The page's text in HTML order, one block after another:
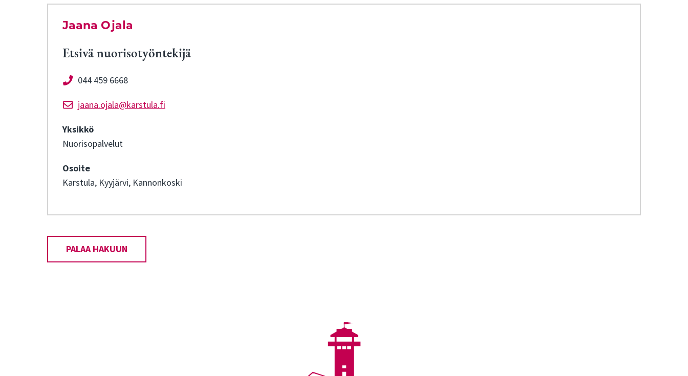
Jaana Ojala
Etsivä nuorisotyöntekijä
044 459 6668
jaana.ojala@karstula.fi
Yksikkö
Nuorisopalvelut
Osoite
Karstula, Kyyjärvi, Kannonkoski
PALAA HAKUUN